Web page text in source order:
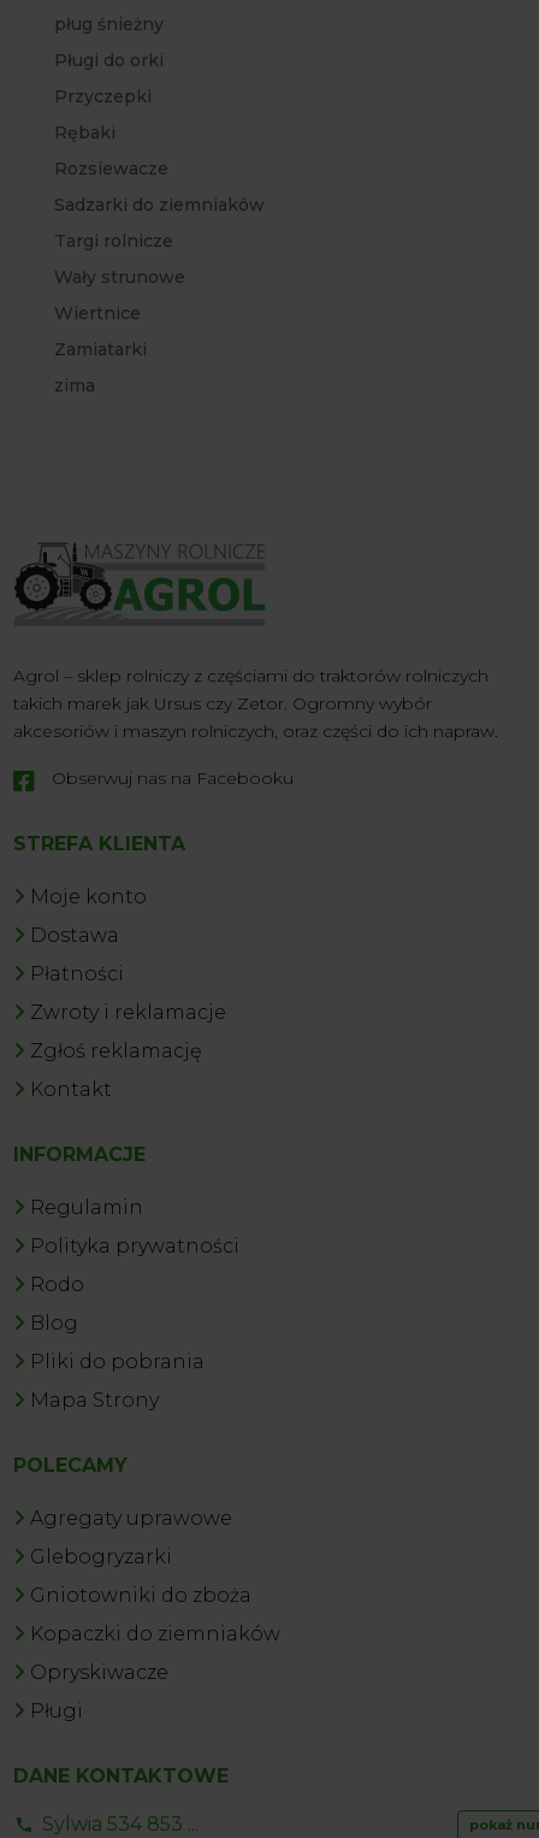
pług śnieżny
Pługi do orki
Przyczepki
Rębaki
Rozsiewacze
Sadzarki do ziemniaków
Targi rolnicze
Wały strunowe
Wiertnice
Zamiatarki
zima
Agrol – sklep rolniczy z częściami do traktorów rolniczych
takich marek jak Ursus czy Zetor. Ogromny wybór
akcesoriów i maszyn rolniczych, oraz części do ich napraw.
 Obserwuj nas na Facebooku
STREFA KLIENTA
Moje konto
Dostawa
Płatności
Zwroty i reklamacje
Zgłoś reklamację
Kontakt
INFORMACJE
Regulamin
Polityka prywatności
Rodo
Blog
Pliki do pobrania
Mapa Strony
POLECAMY
Agregaty uprawowe
Glebogryzarki
Gniotowniki do zboża
Kopaczki do ziemniaków
Opryskiwacze
Pługi
DANE KONTAKTOWE
Sylwia 534 853 ... pokaż